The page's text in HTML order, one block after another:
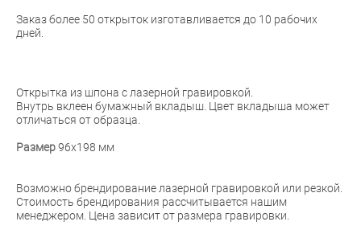
Заказ более 50 открыток изготавливается до 10 рабочих
дней.
Открытка из шпона с лазерной гравировкой.
Внутрь вклеен бумажный вкладыш. Цвет вкладыша может
отличаться от образца.
Размер96х198 мм
Возможно брендирование лазерной гравировкой или резкой.
Стоимость брендирования рассчитывается нашим
менеджером. Цена зависит от размера гравировки.